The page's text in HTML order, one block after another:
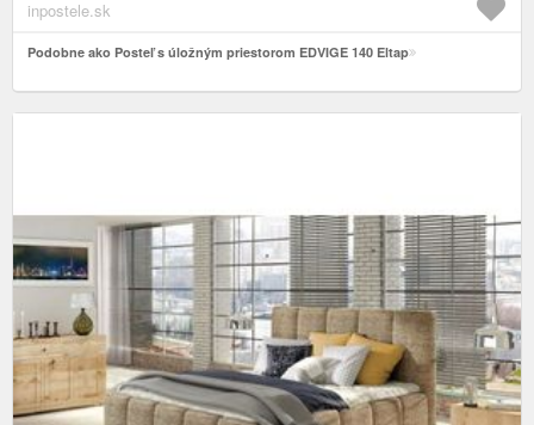
inpostele.sk
Podobne ako Posteľ s úložným priestorom EDVIGE 140 Eltap